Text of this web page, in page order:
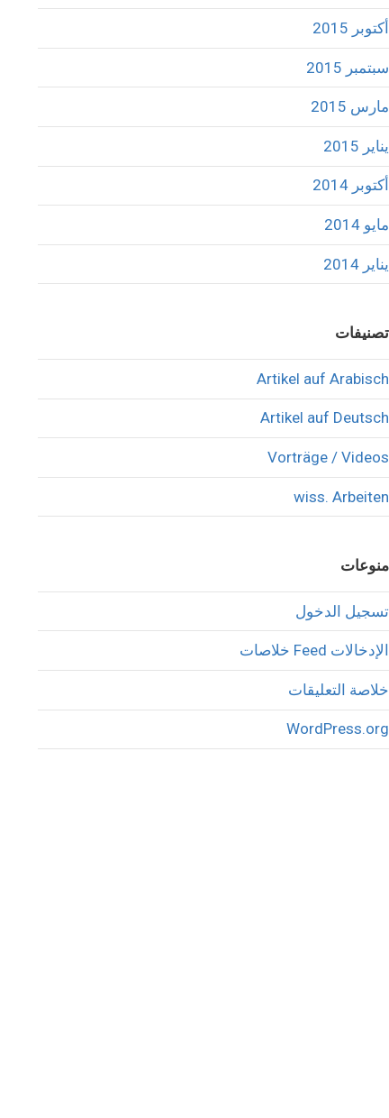
أكتوبر 2015
سبتمبر 2015
مارس 2015
يناير 2015
أكتوبر 2014
مايو 2014
يناير 2014
تصنيفات
Artikel auf Arabisch
Artikel auf Deutsch
Vorträge / Videos
wiss. Arbeiten
منوعات
تسجيل الدخول
خلاصات Feed الإدخالات
خلاصة التعليقات
WordPress.org